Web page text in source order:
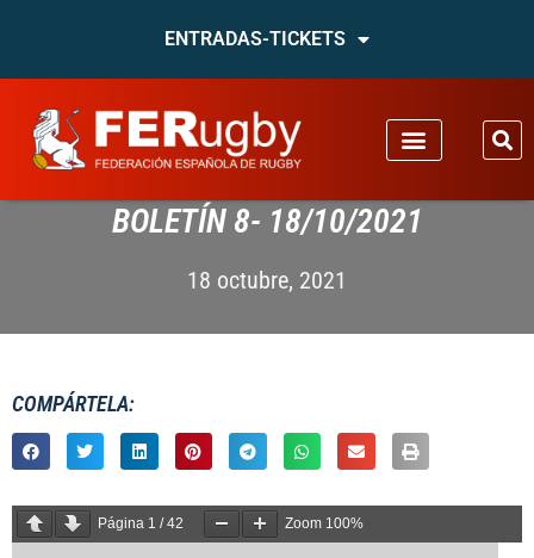
ENTRADAS-TICKETS
BOLETÍN 8- 18/10/2021
18 octubre, 2021
COMPÁRTELA:
Página 1 /42 Zoom 100%